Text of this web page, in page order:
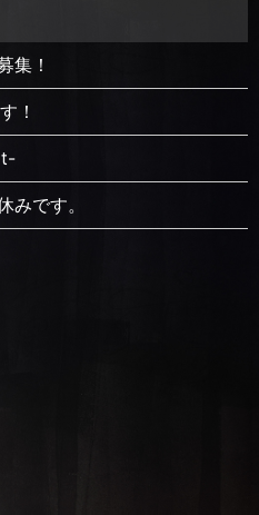
集！
！
です。